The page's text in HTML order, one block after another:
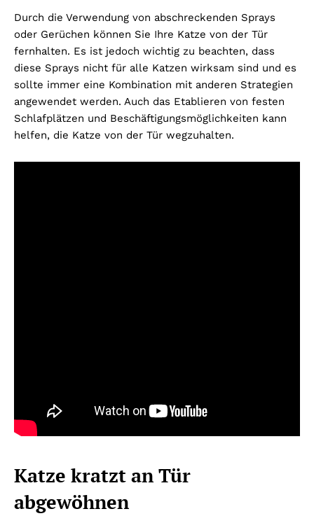
Durch die Verwendung von abschreckenden Sprays
oder Gerüchen können Sie Ihre Katze von der Tür
fernhalten. Es ist jedoch wichtig zu beachten, dass
diese Sprays nicht für alle Katzen wirksam sind und es
sollte immer eine Kombination mit anderen Strategien
angewendet werden. Auch das Etablieren von festen
Schlafplätzen und Beschäftigungsmöglichkeiten kann
helfen, die Katze von der Tür wegzuhalten.
Katze kratzt an Tür
abgewöhnen